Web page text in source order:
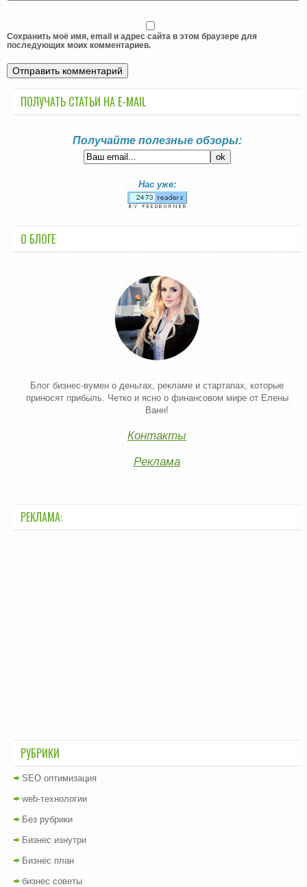
Сохранить моё имя, email и адрес сайта в этом браузере для
последующих моих комментариев.
ПОЛУЧАТЬ СТАТЬИ НА E-MАIL
Получайте полезные обзоры:
Нас уже:
О БЛОГЕ
Блог бизнес-вумен о деньгах, рекламе и стартапах, которые
приносят прибыль. Четко и ясно о финансовом мире от Елены
Ванн!
Контакты
Реклама
РЕКЛАМА:
РУБРИКИ
SEO оптимизация
web-технологии
Без рубрики
Бизнес изнутри
Бизнес план
бизнес советы